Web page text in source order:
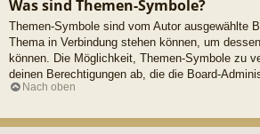
Was sind Themen-Symbole?
Themen-Symbole sind vom Autor ausgewählte
Thema in Verbindung stehen können, um
können. Die Möglichkeit, Themen-Symbole zu
deinen Berechtigungen ab, die die Board-
Nach oben